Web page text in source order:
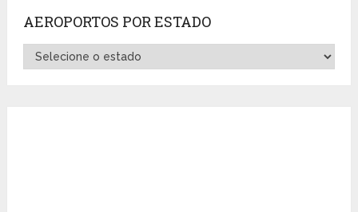
AEROPORTOS POR ESTADO
Aeroportos
por